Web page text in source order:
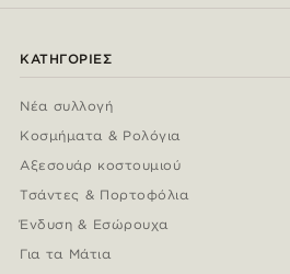
ΚΑΤΗΓΟΡΊΕΣ
Νέα συλλογή
Κοσμήματα & Ρολόγια
Αξεσουάρ κοστουμιού
Τσάντες & Πορτοφόλια
Ένδυση & Εσώρουχα
Για τα Μάτια